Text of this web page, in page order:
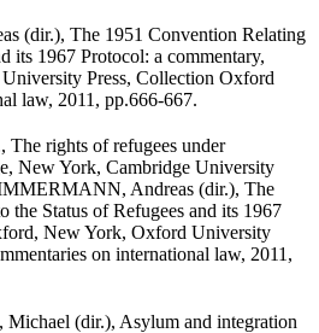
(dir.), The 1951 Convention Relating
its 1967 Protocol: a commentary,
Press, Collection Oxford
law, 2011, pp.666-667.
rights of refugees under
New York, Cambridge University
Andreas (dir.), The
the Status of Refugees and its 1967
New York, Oxford University
on international law, 2011,
(dir.), Asylum and integration